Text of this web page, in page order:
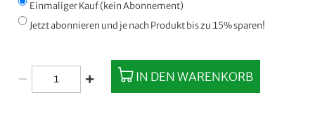
Einmaliger Kauf (kein Abonnement)
Jetzt abonnieren und je nach Produkt bis zu 15% sparen!
IN DEN WARENKORB